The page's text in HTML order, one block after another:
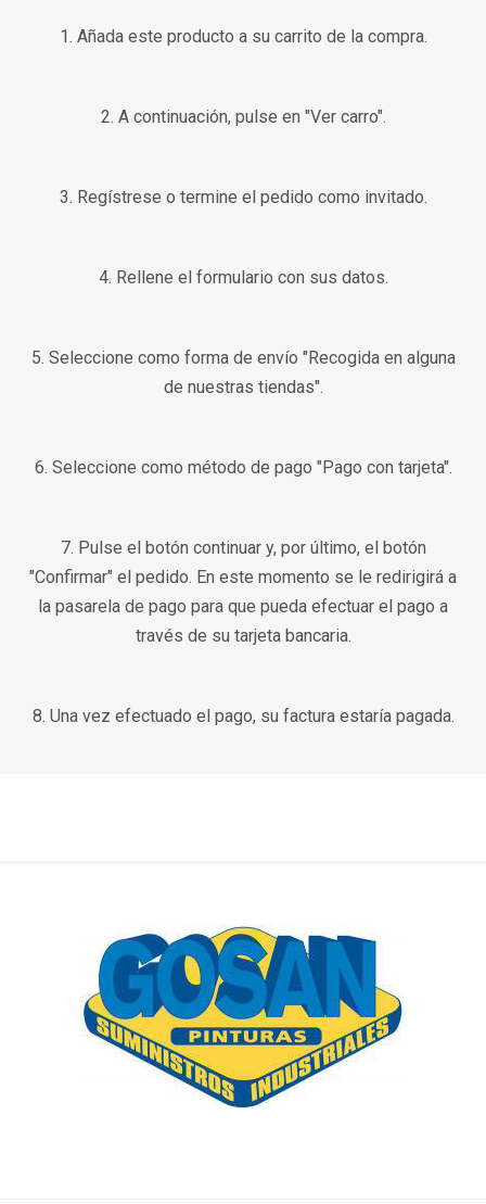
1. Añada este producto a su carrito de la compra.
2. A continuación, pulse en "Ver carro".
3. Regístrese o termine el pedido como invitado.
4. Rellene el formulario con sus datos.
5. Seleccione como forma de envío "Recogida en alguna
de nuestras tiendas".
6. Seleccione como método de pago "Pago con tarjeta".
7. Pulse el botón continuar y, por último, el botón
"Confirmar" el pedido. En este momento se le redirigirá a
la pasarela de pago para que pueda efectuar el pago a
través de su tarjeta bancaria.
8. Una vez efectuado el pago, su factura estaría pagada.